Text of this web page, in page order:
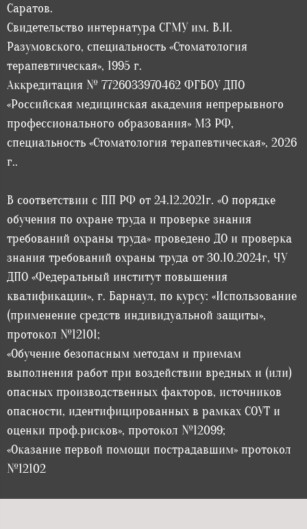
Саратов.
Свидетельство интернатура СГМУ им. В.И.
Разумовского, специальность «Стоматология
терапевтическая», 1995 г.
Аккредитация № 7726033970462 ФГБОУ ДПО
«Российская медицинская академия непрерывного
профессионального образования» МЗ РФ,
специальность «Стоматология терапевтическая», 2026
г..
В соответствии с ПП РФ от 24.12.2021г. «О порядке
обучения по охране труда и проверке знания
требований охраны труда» проведено ДО и проверка
знания требований охраны труда от 30.10.2024г, ЧУ
ДПО «Федеральный институт повышения
квалификации», г. Барнаул, по курсу: «Использование
(применение средств индивидуальной защиты»,
протокол №12101;
«Обучение безопасным методам и приемам
выполнения работ при воздействии вредных и (или)
опасных производственных факторов, источников
опасности, идентифицированных в рамках СОУТ и
оценки проф.рисков», протокол №12099;
«Оказание первой помощи пострадавшим» протокол
№12102